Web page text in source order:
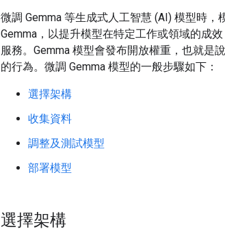
微調 Gemma 等生成式人工智慧 (AI) 模型時
Gemma，以提升模型在特定工作或領域的成
服務。Gemma 模型會發布開放權重，也就是
的行為。微調 Gemma 模型的一般步驟如下：
選擇架構
收集資料
調整及測試模型
部署模型
選擇架構